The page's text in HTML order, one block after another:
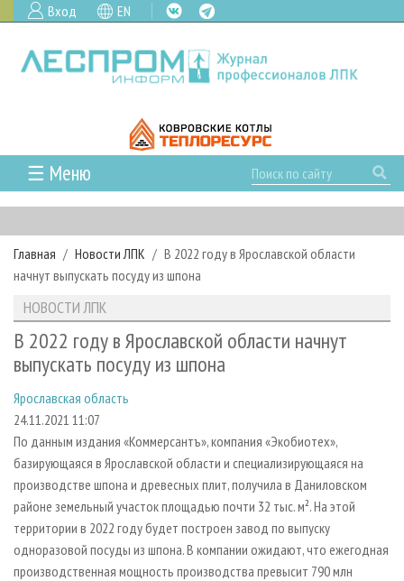
Вход EN
☰ Меню
ГЛАВНАЯ
РУБРИКИ И ТЕМЫ
РУБРИКИ ЖУРНАЛА
ЛЕСОЗАГОТОВКА
ЛЕСОПИЛЕНИЕ
СУШКА ДРЕВЕСИНЫ
ПРОИЗВОДСТВО ДРЕВЕСНЫХ ПЛИТ
ДЕРЕВЯННОЕ ДОМОСТРОЕНИЕ
ПРОИЗВОДСТВО МЕБЕЛИ
БИОЭНЕРГЕТИКА
ЦБП
НОВОСТИ
НОВОСТИ ЛПК
НОВОСТИ ЖУРНАЛА
ПРОЕКТЫ ЛПИ
АНАЛИТИКА
ПРЕДПРИЯТИЯ ЛПК
ПЕРСОНЫ
МОБИЛЬНЫЕ ВЫСТАВКИ
ОФИЦИАЛЬНЫЕ ДЕЛЕГАЦИИ
ПРИОРИТЕТНЫЕ ИНВЕСТПРОЕКТЫ
RUSSIAN FORESTRY REVIEW
ГАЗЕТА ЛЕСПРОМФОРУМ
АРХИВ
АРХИВ ЖУРНАЛОВ
О ЖУРНАЛЕ
ПОДПИСКА
КОНТАКТЫ
РЕКЛАМОДАТЕЛЯМ
РЕКЛАМА
РЕКЛАМА НА САЙТЕ
Главная Новости ЛПК
В 2022 году в Ярославской области
начнут выпускать посуду из шпона
НОВОСТИ ЛПК
В 2022 году в Ярославской области начнут
выпускать посуду из шпона
Ярославская область
24.11.2021 11:07
По данным издания «Коммерсантъ», компания «Экобиотех»,
базирующаяся в Ярославской области и специализирующаяся на
производстве шпона и древесных плит, получила в Даниловском
районе земельный участок площадью почти 32 тыс. м². На этой
территории в 2022 году будет построен завод по выпуску
одноразовой посуды из шпона. В компании ожидают, что ежегодная
производственная мощность производства превысит 790 млн